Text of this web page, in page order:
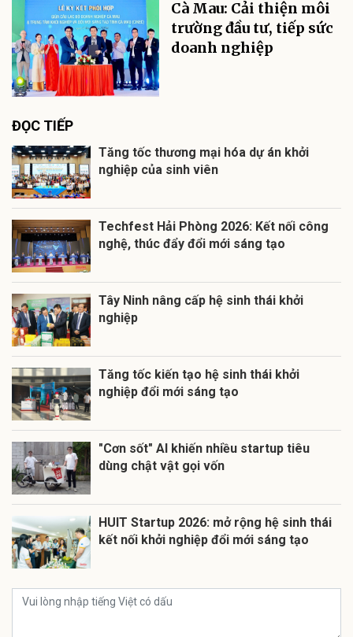
Cà Mau: Cải thiện môi
trường đầu tư, tiếp sức
doanh nghiệp
ĐỌC TIẾP
Tăng tốc thương mại hóa dự án khởi
nghiệp của sinh viên
Techfest Hải Phòng 2026: Kết nối công
nghệ, thúc đẩy đổi mới sáng tạo
Tây Ninh nâng cấp hệ sinh thái khởi
nghiệp
Tăng tốc kiến tạo hệ sinh thái khởi
nghiệp đổi mới sáng tạo
"Cơn sốt" AI khiến nhiều startup tiêu
dùng chật vật gọi vốn
HUIT Startup 2026: mở rộng hệ sinh thái
kết nối khởi nghiệp đổi mới sáng tạo